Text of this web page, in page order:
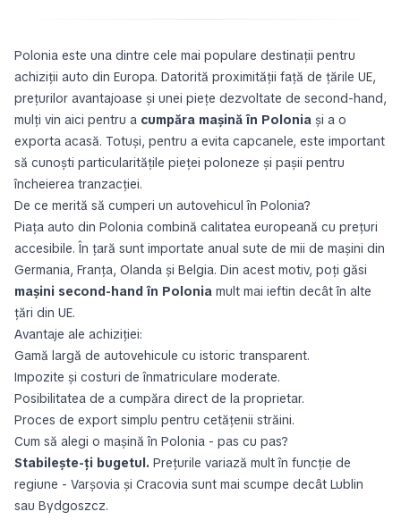
Polonia este una dintre cele mai populare destinaţii pentru
achiziţii auto din Europa. Datorită proximităţii faţă de ţările UE,
preţurilor avantajoase şi unei pieţe dezvoltate de second-hand,
mulţi vin aici pentru a cumpăra maşină în Polonia şi a o
exporta acasă. Totuşi, pentru a evita capcanele, este important
să cunoşti particularităţile pieţei poloneze şi paşii pentru
încheierea tranzacţiei.
De ce merită să cumperi un autovehicul în Polonia?
Piaţa auto din Polonia combină calitatea europeană cu preţuri
accesibile. În ţară sunt importate anual sute de mii de maşini din
Germania, Franţa, Olanda şi Belgia. Din acest motiv, poţi găsi
maşini second-hand în Polonia mult mai ieftin decât în alte
ţări din UE.
Avantaje ale achiziţiei:
Gamă largă de autovehicule cu istoric transparent.
Impozite şi costuri de înmatriculare moderate.
Posibilitatea de a cumpăra direct de la proprietar.
Proces de export simplu pentru cetăţenii străini.
Cum să alegi o maşină în Polonia - pas cu pas?
Stabileşte-ţi bugetul. Preţurile variază mult în funcţie de
regiune - Varşovia şi Cracovia sunt mai scumpe decât Lublin
sau Bydgoszcz.